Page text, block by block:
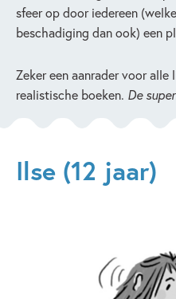
sfeer op door iedereen
beschadiging dan ook) een
Zeker een aanrader voor
realistische boeken. De
Ilse (12 jaar)